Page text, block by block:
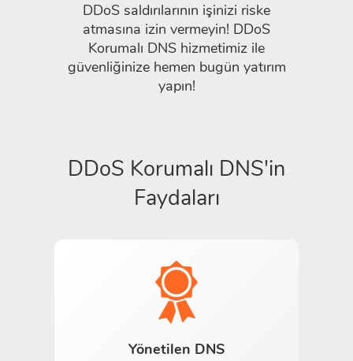
DDoS saldırılarının işinizi riske
atmasına izin vermeyin! DDoS
Korumalı DNS hizmetimiz ile
güvenliğinize hemen bugün yatırım
yapın!
DDoS Korumalı DNS'in
Faydaları
Yönetilen DNS